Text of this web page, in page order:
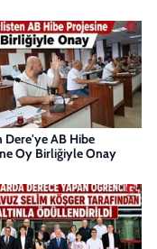
Dere'ye AB Hibe
Oy Birliğiyle Onay